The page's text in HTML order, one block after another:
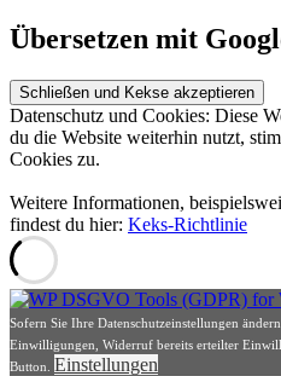
Übersetzen mit
Datenschutz und Cookies: Diese
du die Website weiterhin nutzt,
Cookies zu.
Weitere Informationen,
findest du hier: Keks-Richtlinie
Sofern Sie Ihre Datenschutzeinstellungen
Einwilligungen, Widerruf bereits erteilter
Button. Einstellungen